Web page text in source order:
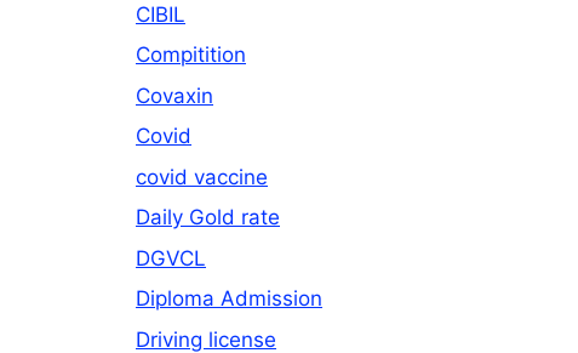
CIBIL
Compitition
Covaxin
Covid
covid vaccine
Daily Gold rate
DGVCL
Diploma Admission
Driving license